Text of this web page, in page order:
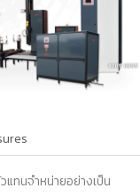
แทนจำหน่ายอย่างเป็น